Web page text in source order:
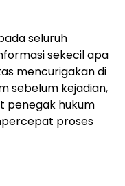
seluruh
sekecil apa
mencurigakan di
sebelum kejadian,
penegak hukum
proses